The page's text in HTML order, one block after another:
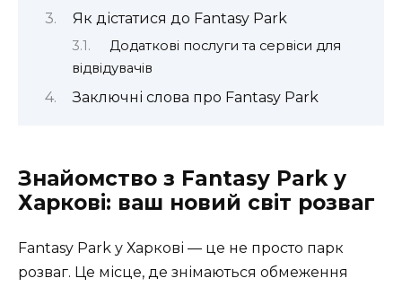
Як дістатися до Fantasy Park
Додаткові послуги та сервіси для
відвідувачів
Заключні слова про Fantasy Park
Знайомство з Fantasy Park у
Харкові: ваш новий світ розваг
Fantasy Park у Харкові — це не просто парк
розваг. Це місце, де знімаються обмеження